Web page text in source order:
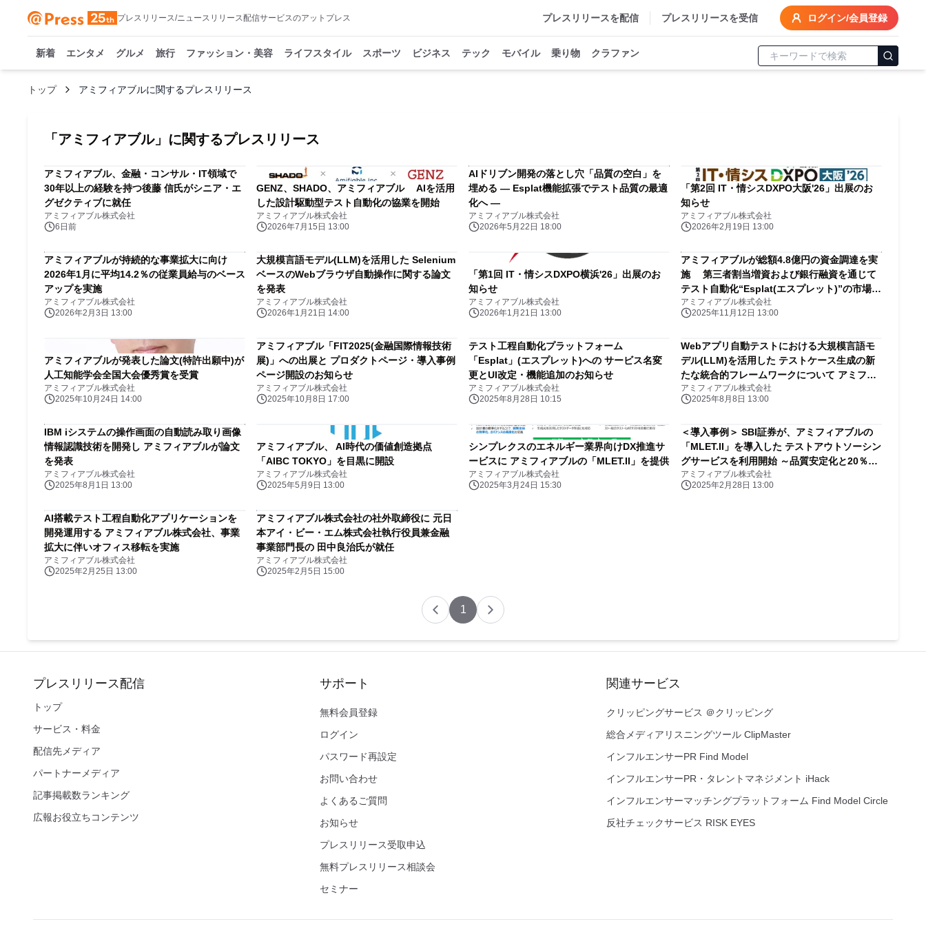
プレスリリース/ニュースリリース配信サービスのアットプレス プレスリリースを配信 プレスリリースを受信 ログイン/会員登録
新着 エンタメ グルメ 旅行 ファッション・美容 ライフスタイル スポーツ ビジネス テック モバイル 乗り物 クラファン
トップ アミフィアブルに関するプレスリリース
「 アミフィアブル」に関するプレスリリース
アミフィアブル、金融・コンサル・IT領域で
30年以上の経験を持つ後藤 信氏がシニア・エ
グゼクティブに就任
アミフィアブル株式会社
6日前
GENZ、SHADO、アミフィアブル AIを活用
した設計駆動型テスト自動化の協業を開始
アミフィアブル株式会社
2026年7月15日 13:00
AIドリブン開発の落とし穴「品質の空白」を
埋める ― Esplat機能拡張でテスト品質の最適
化へ ―
アミフィアブル株式会社
2026年5月22日 18:00
「第2回 IT・情シスDXPO大阪'26」出展のお
知らせ
アミフィアブル株式会社
2026年2月19日 13:00
アミフィアブルが持続的な事業拡大に向け
2026年1月に平均14.2％の従業員給与のベース
アップを実施
アミフィアブル株式会社
2026年2月3日 13:00
大規模言語モデル(LLM)を活用した Selenium
ベースのWebブラウザ自動操作に関する論文
を発表
アミフィアブル株式会社
2026年1月21日 14:00
「第1回 IT・情シスDXPO横浜'26」出展のお
知らせ
アミフィアブル株式会社
2026年1月21日 13:00
アミフィアブルが総額4.8億円の資金調達を実
施 第三者割当増資および銀行融資を通じて
テスト自動化“Esplat(エスプレット)”の市場展
開を一層加速化
アミフィアブル株式会社
2025年11月12日 13:00
アミフィアブルが発表した論文(特許出願中)が
人工知能学会全国大会優秀賞を受賞
アミフィアブル株式会社
2025年10月24日 14:00
アミフィアブル「FIT2025(金融国際情報技術
展)」への出展と プロダクトページ・導入事例
ページ開設のお知らせ
アミフィアブル株式会社
2025年10月8日 17:00
テスト工程自動化プラットフォーム
「Esplat」(エスプレット)への サービス名変
更とUI改定・機能追加のお知らせ
アミフィアブル株式会社
2025年8月28日 10:15
Webアプリ自動テストにおける大規模言語モ
デル(LLM)を活用した テストケース生成の新
たな統合的フレームワークについて アミフィ
アブルが特許出願し、論文を発表
アミフィアブル株式会社
2025年8月8日 13:00
IBM iシステムの操作画面の自動読み取り画像
情報認識技術を開発し アミフィアブルが論文
を発表
アミフィアブル株式会社
2025年8月1日 13:00
アミフィアブル、 AI時代の価値創造拠点
「AIBC TOKYO」を目黒に開設
アミフィアブル株式会社
2025年5月9日 13:00
シンプレクスのエネルギー業界向けDX推進サ
ービスに アミフィアブルの「MLET.II」を提供
アミフィアブル株式会社
2025年3月24日 15:30
＜導入事例＞ SBI証券が、アミフィアブルの
「MLET.II」を導入した テストアウトソーシン
グサービスを利用開始 ～品質安定化と20％超
のコスト削減効果を見込む～
アミフィアブル株式会社
2025年2月28日 13:00
AI搭載テスト工程自動化アプリケーションを
開発運用する アミフィアブル株式会社、事業
拡大に伴いオフィス移転を実施
アミフィアブル株式会社
2025年2月25日 13:00
アミフィアブル株式会社の社外取締役に 元日
本アイ・ビー・エム株式会社執行役員兼金融
事業部門長の 田中良治氏が就任
アミフィアブル株式会社
2025年2月5日 15:00
1
プレスリリース配信
トップ
サービス・料金
配信先メディア
パートナーメディア
記事掲載数ランキング
広報お役立ちコンテンツ
サポート
無料会員登録
ログイン
パスワード再設定
お問い合わせ
よくあるご質問
お知らせ
プレスリリース受取申込
無料プレスリリース相談会
セミナー
関連サービス
クリッピングサービス ＠クリッピング
総合メディアリスニングツール ClipMaster
インフルエンサーPR Find Model
インフルエンサーPR・タレントマネジメント iHack
インフルエンサーマッチングプラットフォーム Find Model Circle
反社チェックサービス RISK EYES